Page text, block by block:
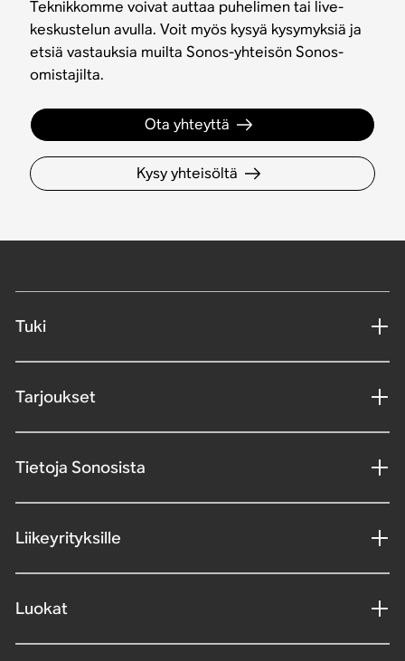
Teknikkomme voivat auttaa puhelimen tai live-
keskustelun avulla. Voit myös kysyä kysymyksiä ja
etsiä vastauksia muilta Sonos-yhteisön Sonos-
omistajilta.
Ota yhteyttä
Kysy yhteisöltä
Tuki
Tarjoukset
Tietoja Sonosista
Liikeyrityksille
Luokat